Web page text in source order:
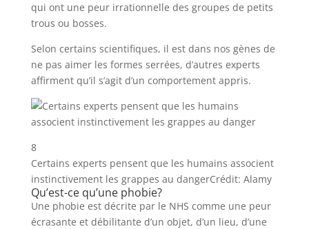
qui ont une peur irrationnelle des groupes de petits
trous ou bosses.
Selon certains scientifiques, il est dans nos gènes de
ne pas aimer les formes serrées, d’autres experts
affirment qu’il s’agit d’un comportement appris.
8
Certains experts pensent que les humains associent
instinctivement les grappes au dangerCrédit: Alamy
Qu’est-ce qu’une phobie?
Une phobie est décrite par le NHS comme une peur
écrasante et débilitante d’un objet, d’un lieu, d’une